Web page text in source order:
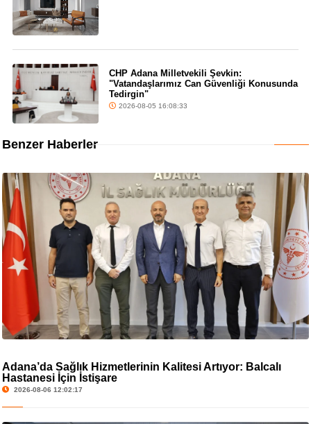
CHP Adana Milletvekili Şevkin:
"Vatandaşlarımız Can Güvenliği Konusunda
Tedirgin"
2026-08-05 16:08:33
Benzer Haberler
Adana’da Sağlık Hizmetlerinin Kalitesi Artıyor: Balcalı
Hastanesi İçin İstişare
2026-08-06 12:02:17